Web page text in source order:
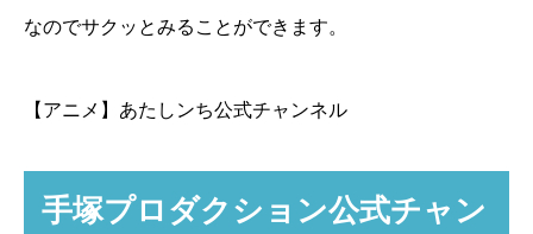
なのでサクッとみることができます。
【アニメ】あたしンち公式チャンネル
手塚プロダクション公式チャン